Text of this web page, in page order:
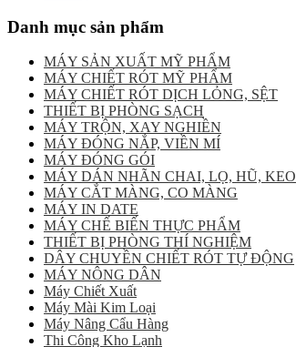
Danh mục sản phẩm
MÁY SẢN XUẤT MỸ PHẨM
MÁY CHIẾT RÓT MỸ PHẨM
MÁY CHIẾT RÓT DỊCH LỎNG, SỆT
THIẾT BỊ PHÒNG SẠCH
MÁY TRỘN, XAY NGHIỀN
MÁY ĐÓNG NẮP, VIỀN MÍ
MÁY ĐÓNG GÓI
MÁY DÁN NHÃN CHAI, LỌ, HŨ, KEO
MÁY CẮT MÀNG, CO MÀNG
MÁY IN DATE
MÁY CHẾ BIẾN THỰC PHẨM
THIẾT BỊ PHÒNG THÍ NGHIỆM
DÂY CHUYỀN CHIẾT RÓT TỰ ĐỘNG
MÁY NÔNG DÂN
Máy Chiết Xuất
Máy Mài Kim Loại
Máy Nâng Cẩu Hàng
Thi Công Kho Lạnh